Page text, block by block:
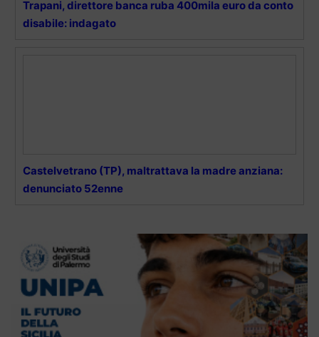
Trapani, direttore banca ruba 400mila euro da conto
disabile: indagato
Castelvetrano (TP), maltrattava la madre anziana:
denunciato 52enne